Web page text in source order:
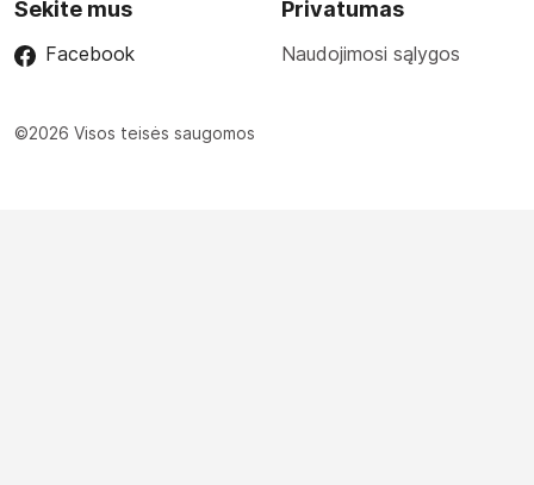
Sekite mus
Facebook
Privatumas
Naudojimosi sąlygos
©2026 Visos teisės saugomos